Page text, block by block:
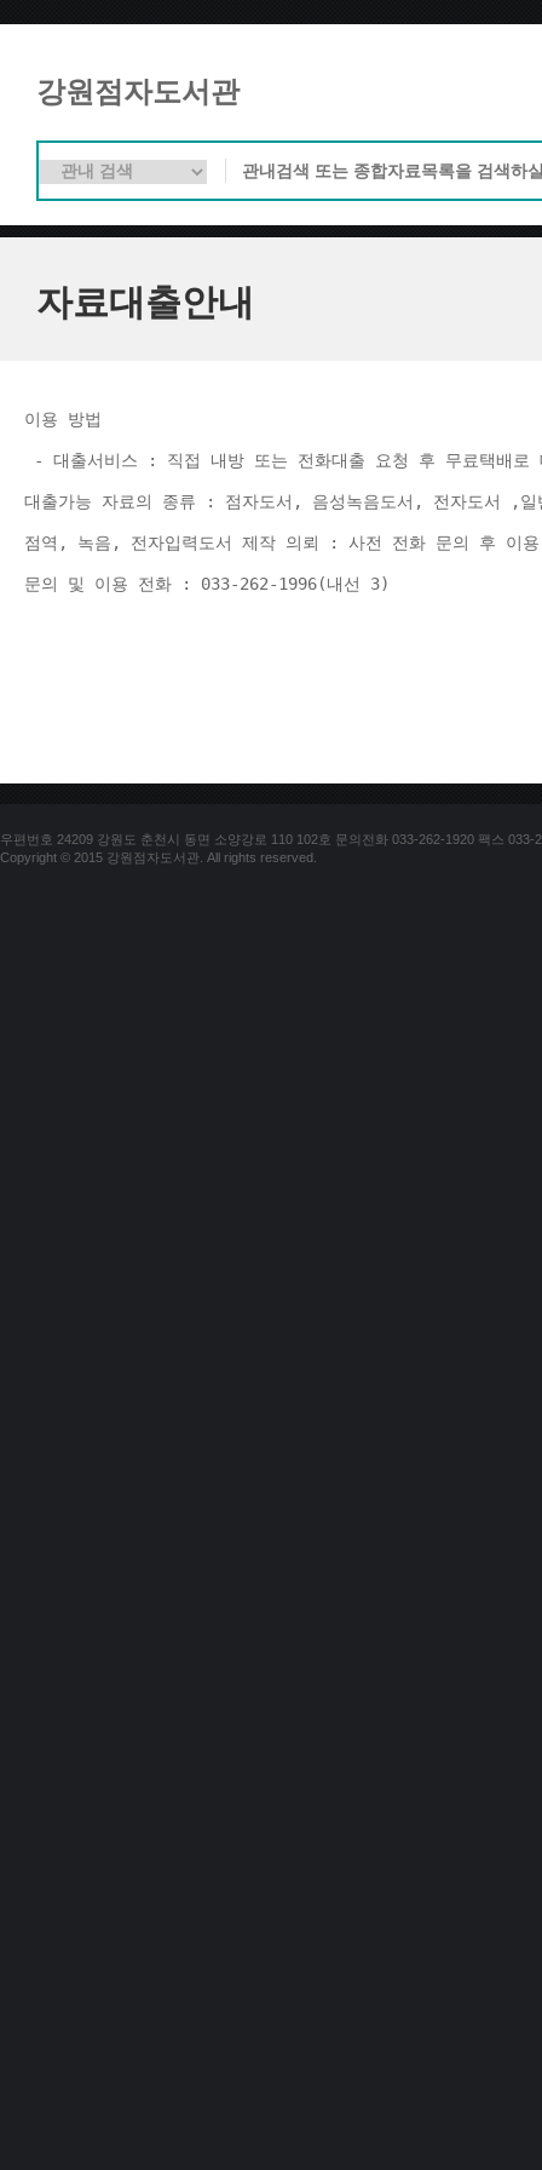
강원점자도서관
자료대출안내
이용 방법
- 대출서비스 : 직접 내방 또는 전화대출 요청 후 무료택배
대출가능 자료의 종류 : 점자도서, 음성녹음도서, 전자도서 ,
점역, 녹음, 전자입력도서 제작 의뢰 : 사전 전화 문의 후 이
문의 및 이용 전화 : 033-262-1996(내선 3)
우편번호 24209 강원도 춘천시 동면 소양강로 110 102호 문의전화 033-262-1920 팩스 033-
Copyright © 2015 강원점자도서관. All rights reserved.